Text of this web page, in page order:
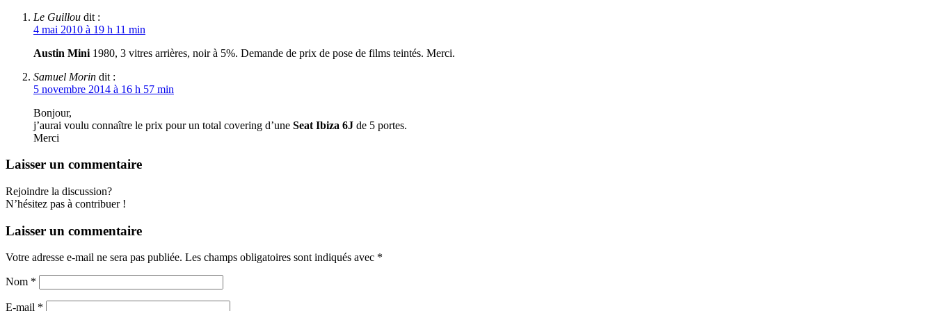
Le Guillou dit :
4 mai 2010 à 19 h 11 min
Austin Mini 1980, 3 vitres arrières, noir à 5%. Demande de prix de pose de films teintés. Merci.
Samuel Morin dit :
5 novembre 2014 à 16 h 57 min
Bonjour,
j’aurai voulu connaître le prix pour un total covering d’une Seat Ibiza 6J de 5 portes.
Merci
Laisser un commentaire
Rejoindre la discussion?
N’hésitez pas à contribuer !
Laisser un commentaire
Votre adresse e-mail ne sera pas publiée. Les champs obligatoires sont indiqués avec *
Nom *
E-mail *